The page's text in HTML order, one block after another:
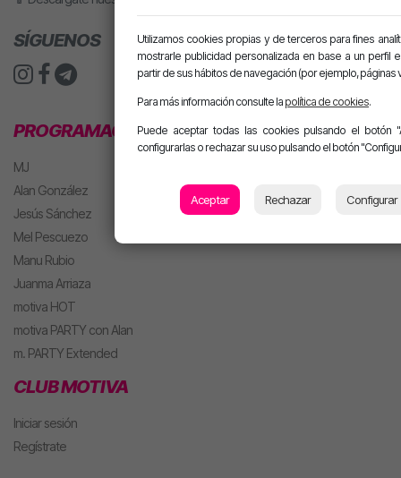
SÍGUENOS
PROGRAMACIÓN
MJ
Alan González
Jesús Sánchez
Mel Pescuezo
Manu Rubio
Juanma Arriaza
motiva HOT
motiva PARTY con Alan
m. PARTY Extended
CLUB MOTIVA
Iniciar sesión
Regístrate
Utilizamos cookies propias y de terceros para fines
mostrarle publicidad personalizada en base a un perfil
partir de sus hábitos de navegación (por ejemplo, páginas
Para más información consulte la política de cookies.
Puede aceptar todas las cookies pulsando el botón
configurarlas o rechazar su uso pulsando el botón
Aceptar Rechazar Configurar